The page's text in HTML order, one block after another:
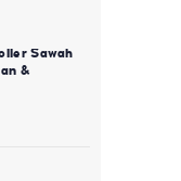
Sawah
&